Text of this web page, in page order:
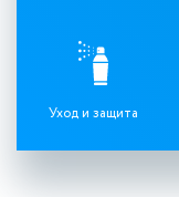
Уход и защита